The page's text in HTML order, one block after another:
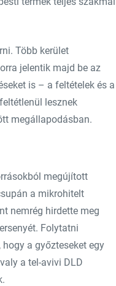
Több kerület
jelentik majd be az
is – a feltételek és a
lesznek
megállapodásban.
megújított
a mikrohitelt
nemrég hirdette meg
Folytatni
a győzteseket egy
a tel-avivi DLD